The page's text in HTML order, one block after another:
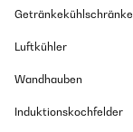
Getränkekühlschränke
Luftkühler
Wandhauben
Induktionskochfelder